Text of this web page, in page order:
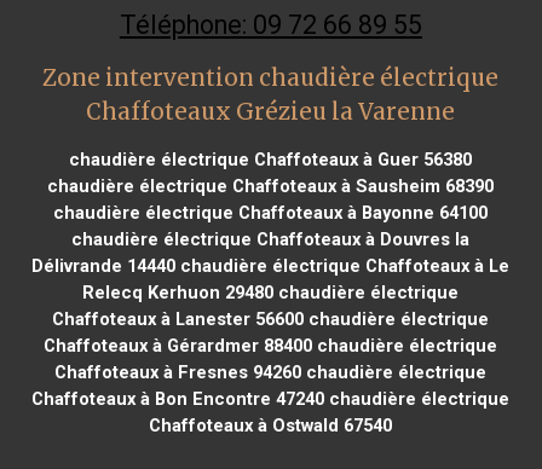
Téléphone: 09 72 66 89 55
Zone intervention chaudière électrique
Chaffoteaux Grézieu la Varenne
chaudière électrique Chaffoteaux à Guer 56380
chaudière électrique Chaffoteaux à Sausheim 68390
chaudière électrique Chaffoteaux à Bayonne 64100
chaudière électrique Chaffoteaux à Douvres la
Délivrande 14440 chaudière électrique Chaffoteaux à Le
Relecq Kerhuon 29480 chaudière électrique
Chaffoteaux à Lanester 56600 chaudière électrique
Chaffoteaux à Gérardmer 88400 chaudière électrique
Chaffoteaux à Fresnes 94260 chaudière électrique
Chaffoteaux à Bon Encontre 47240 chaudière électrique
Chaffoteaux à Ostwald 67540